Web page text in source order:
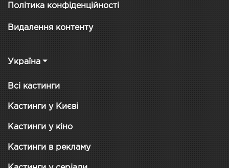
Політика конфіденційності
Видалення контенту
Україна
Всі кастинги
Кастинги у Києві
Кастинги у кіно
Кастинги в рекламу